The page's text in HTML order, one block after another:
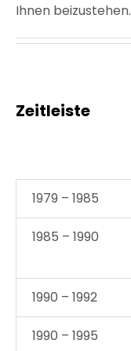
Ihnen beizustehen.
Zeitleiste
1979 – 1985
1985 – 1990
1990 – 1992
1990 – 1995